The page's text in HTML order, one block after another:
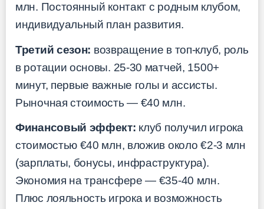
млн. Постоянный контакт с родным клубом,
индивидуальный план развития.
Третий сезон: возвращение в топ-клуб, роль
в ротации основы. 25-30 матчей, 1500+
минут, первые важные голы и ассисты.
Рыночная стоимость — €40 млн.
Финансовый эффект: клуб получил игрока
стоимостью €40 млн, вложив около €2-3 млн
(зарплаты, бонусы, инфраструктура).
Экономия на трансфере — €35-40 млн.
Плюс лояльность игрока и возможность